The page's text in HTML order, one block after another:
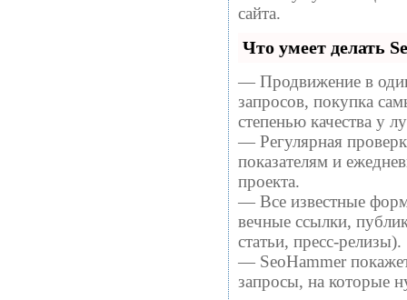
сайта.
Что умеет делать
— Продвижение в
запросов, покупка
степенью качества у
— Регулярная
показателям и
проекта.
— Все известные
вечные ссылки,
статьи, пресс-релизы).
— SeoHammer
запросы, на которые